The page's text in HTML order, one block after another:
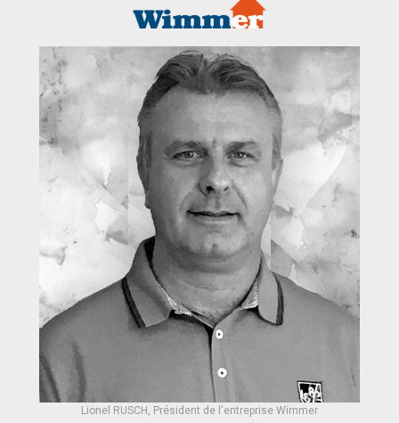
Lionel RUSCH, Président de l'entreprise Wimmer